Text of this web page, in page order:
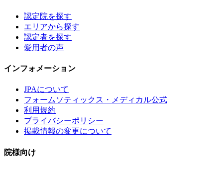
認定院を探す
エリアから探す
認定者を探す
愛用者の声
インフォメーション
JPAについて
フォームソティックス・メディカル公式
利用規約
プライバシーポリシー
掲載情報の変更について
院様向け